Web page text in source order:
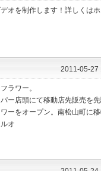
オを制作します！詳しくは
2011-05-27
ラワー。
ー店頭にて移動店先販売を
ーをオープン。南松山町に
オ